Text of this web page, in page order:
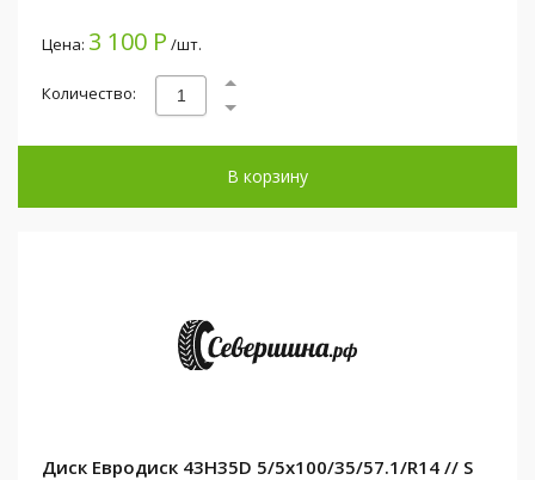
Цена: 3 100 Р /шт.
Количество:
В корзину
Диск Евродиск 43H35D 5/5x100/35/57.1/R14 // S